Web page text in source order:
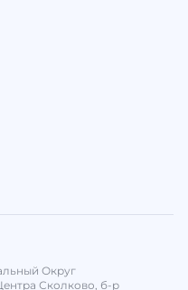
Округ
Сколково, б-р